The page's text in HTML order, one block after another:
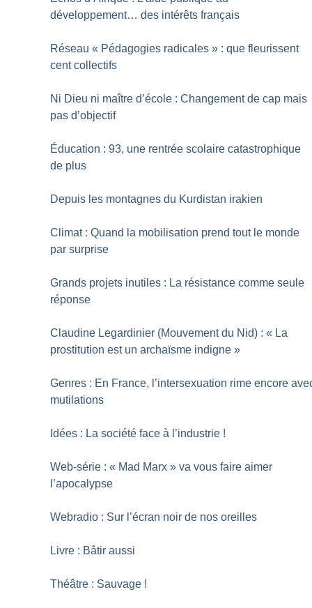
développement… des intérêts français
Réseau « Pédagogies radicales » : que fleurissent
cent collectifs
Ni Dieu ni maître d’école : Changement de cap mais
pas d’objectif
Éducation : 93, une rentrée scolaire catastrophique
de plus
Depuis les montagnes du Kurdistan irakien
Climat : Quand la mobilisation prend tout le monde
par surprise
Grands projets inutiles : La résistance comme seule
réponse
Claudine Legardinier (Mouvement du Nid) : « La
prostitution est un archaïsme indigne »
Genres : En France, l’intersexuation rime encore
mutilations
Idées : La société face à l’industrie !
Web-série : « Mad Marx » va vous faire aimer
l’apocalypse
Webradio : Sur l’écran noir de nos oreilles
Livre : Bâtir aussi
Théâtre : Sauvage !